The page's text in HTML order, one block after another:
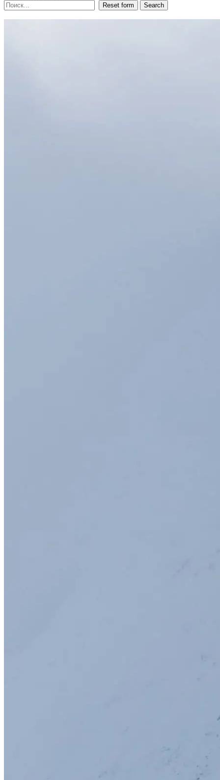
Reset form Search